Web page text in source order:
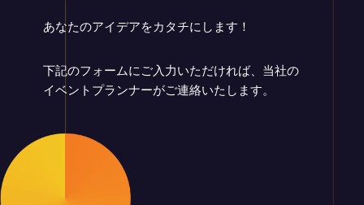
あなたのアイデアをカタチにします！
下記のフォームにご入力いただければ、当社の
イベントプランナーがご連絡いたします。